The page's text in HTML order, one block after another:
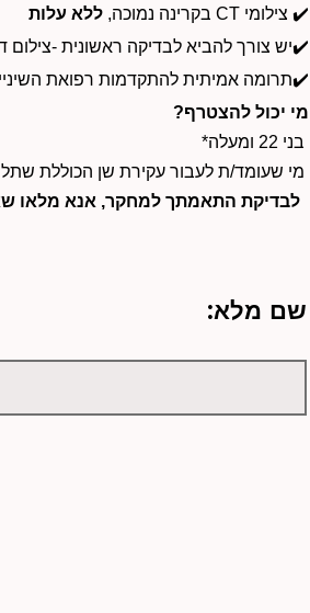
✔️ צילומי CT בקרינה נמוכה, ללא עלות
יש צורך להביא לבדיקה ראשונית -צילום דנטלי האחרון שבוצע✔️
✔️תרומה אמיתית להתקדמות רפואת
מי יכול להצטרף?
בני 22 ומעלה
*
מי שעומד/ת לעבור עקירת שן הכוללת שתל
לבדיקת התאמתך למחקר, אנא מלאו
שם מלא: